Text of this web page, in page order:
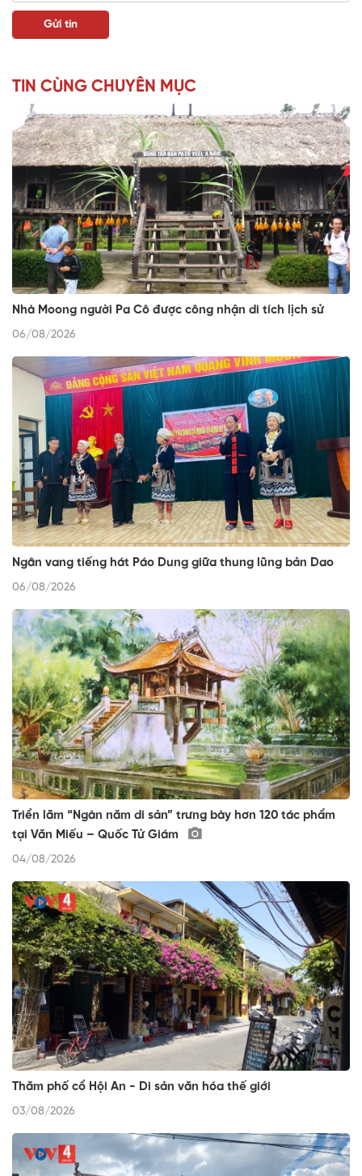
TIN CÙNG CHUYÊN MỤC
Nhà Moong người Pa Cô được công nhận di tích lịch sử
06/08/2026
Ngân vang tiếng hát Páo Dung giữa thung lũng bản Dao
06/08/2026
Triển lãm “Ngàn năm di sản” trưng bày hơn 120 tác phẩm
tại Văn Miếu – Quốc Tử Giám
04/08/2026
Thăm phố cổ Hội An - Di sản văn hóa thế giới
03/08/2026